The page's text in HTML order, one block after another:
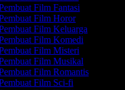
Film Fantasi
Film Horor
Film Keluarga
Film Komedi
Film Misteri
Film Musikal
Film Romantis
Film Sci-fi